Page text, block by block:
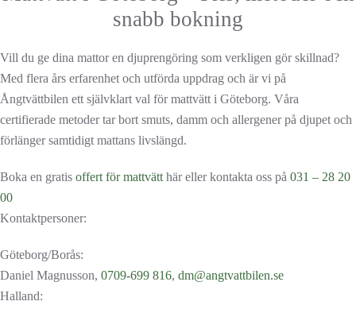
snabb bokning
Vill du ge dina mattor en djuprengöring som verkligen gör skillnad?
Med flera års erfarenhet och utförda uppdrag och är vi på
Ångtvättbilen ett självklart val för mattvätt i Göteborg. Våra
certifierade metoder tar bort smuts, damm och allergener på djupet och
förlänger samtidigt mattans livslängd.
Boka en gratis offert för mattvätt här eller kontakta oss på 031 – 28 20
00
Kontaktpersoner:
Göteborg/Borås:
Daniel Magnusson, 0709-699 816, dm@angtvattbilen.se
Halland: